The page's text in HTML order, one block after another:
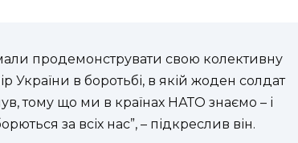
продемонструвати свою колективну
України в боротьбі, в якій жоден солдат
тому що ми в країнах НАТО знаємо – і
за всіх нас”, – підкреслив він.